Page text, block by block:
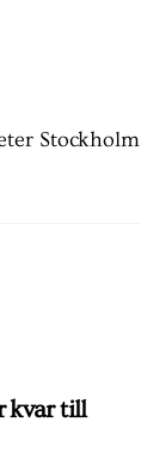
Stockholm
kvar till